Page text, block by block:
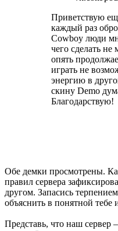
Приветствую
каждый раз
Cowboy люди
чего сделать
опять
играть не
энергию в
скину Demo
Благодарствую!
Обе демки просмотрены.
правил сервера
другом. Запасись
объяснить в понятной тебе
Представь, что наш сервер